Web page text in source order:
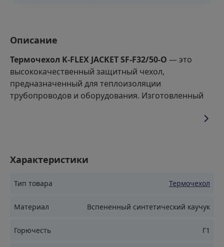
Описание
Термочехол K-FLEX JACKET SF-F32/50-O — это
высококачественный защитный чехол,
предназначенный для теплоизоляции
трубопроводов и оборудования. Изготовленный
использования в системах отопления,
водоснабжения и вентиляции, особенно в
условиях повышенной влажности и агрессивной
Характеристики
Тип товара Термочехол
Материал Вспененный синтетический каучук
Горючесть Г1